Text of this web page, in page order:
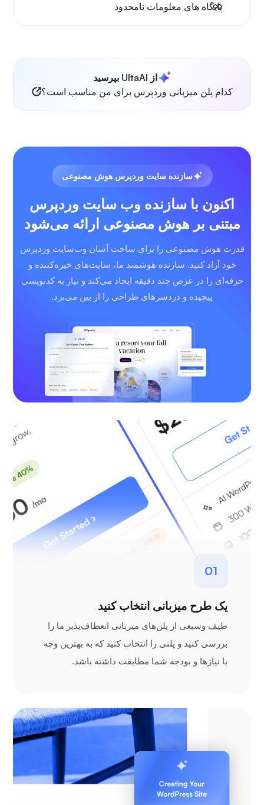
پایگاه های معلومات نامحدود
از UltaAI بپرسید
کدام پلن میزبانی وردپرس برای من مناسب است؟
سازنده سایت وردپرس هوش مصنوعی
اکنون با سازنده وب سایت وردپرس
مبتنی بر هوش مصنوعی ارائه می‌شود
قدرت هوش مصنوعی را برای ساخت آسان وب‌سایت وردپرس
خود آزاد کنید. سازنده هوشمند ما، سایت‌های خیره‌کننده و
حرفه‌ای را در عرض چند دقیقه ایجاد می‌کند و نیاز به کدنویسی
پیچیده و دردسرهای طراحی را از بین می‌برد.
01
یک طرح میزبانی انتخاب کنید
طیف وسیعی از پلن‌های میزبانی انعطاف‌پذیر ما را
بررسی کنید و پلنی را انتخاب کنید که به بهترین وجه
با نیازها و بودجه شما مطابقت داشته باشد.